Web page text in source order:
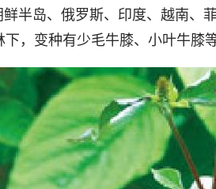
鲜半岛、俄罗斯、印度、越南
，变种有少毛牛膝、小叶牛膝等